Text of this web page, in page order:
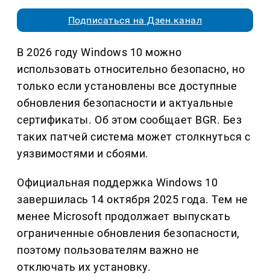
Подписаться на Дзен.канал
В 2026 году Windows 10 можно
использовать относительно безопасно, но
только если установлены все доступные
обновления безопасности и актуальные
сертификаты. Об этом сообщает BGR. Без
таких патчей система может столкнуться с
уязвимостями и сбоями.
Официальная поддержка Windows 10
завершилась 14 октября 2025 года. Тем не
менее Microsoft продолжает выпускать
ограниченные обновления безопасности,
поэтому пользователям важно не
отключать их установку.